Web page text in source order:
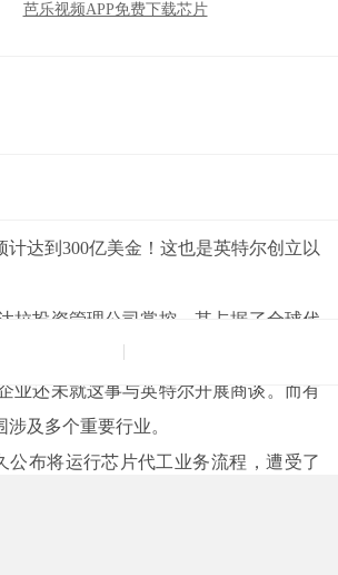
芭乐视频APP免费下载芯片
计达到300亿美金！这也是英特尔创立以
投资管理公司掌控，其占据了全球代
企业还未就这事与英特尔开展商谈。而有
及多个重要行业。
公布将运行芯片代工业务流程，遭受了